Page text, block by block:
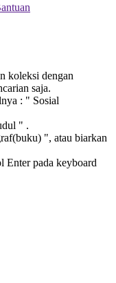
koleksi dengan
saja.
: " Sosial
" .
", atau biarkan
pada keyboard